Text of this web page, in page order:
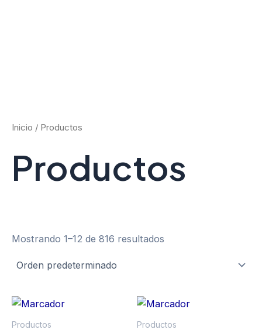
Inicio / Productos
Productos
Mostrando 1–12 de 816 resultados
Productos Productos